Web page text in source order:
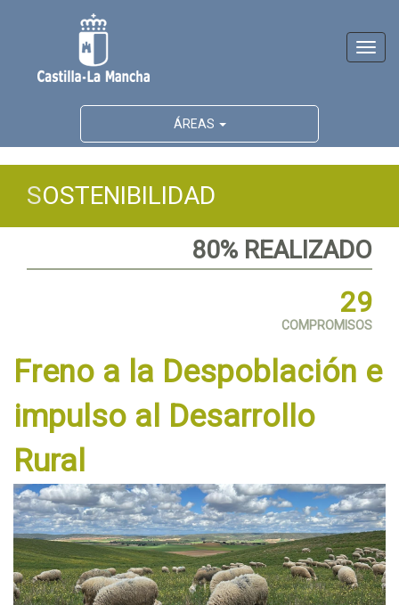
ÁREAS
SOSTENIBILIDAD
80% REALIZADO
29
COMPROMISOS
Freno a la Despoblación e
impulso al Desarrollo
Rural